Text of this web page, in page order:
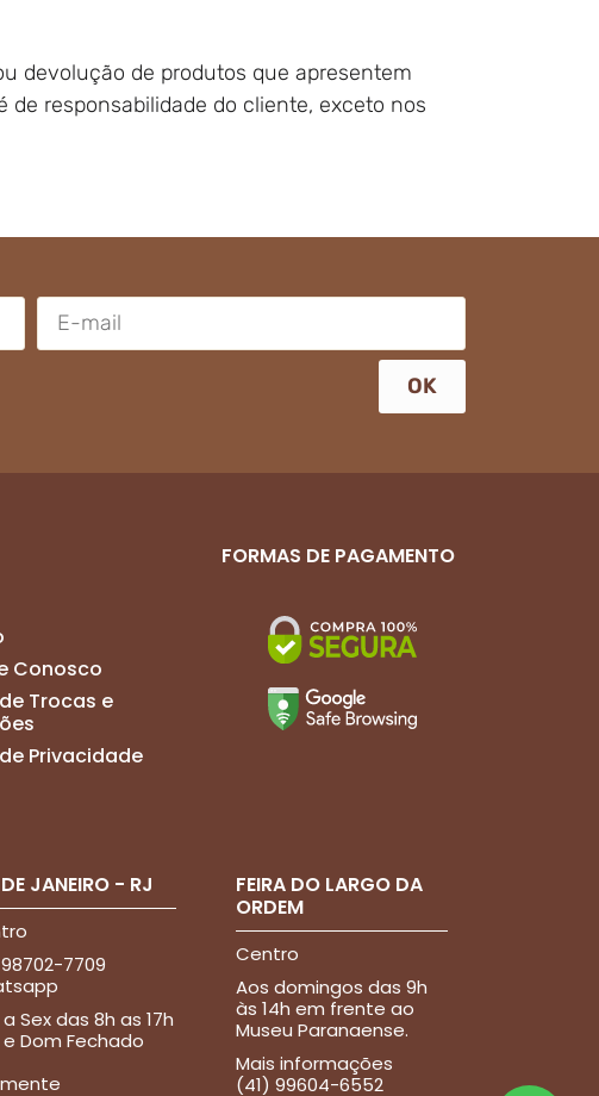
devolução de produtos que apresentem
responsabilidade do cliente, exceto nos
OK
Conosco
Trocas e
Privacidade
FORMAS DE PAGAMENTO
JANEIRO - RJ
7709
Sex das 8h as 17h
Dom Fechado
FEIRA DO LARGO DA
ORDEM
Centro
Aos domingos das 9h
às 14h em frente ao
Museu Paranaense.
Mais informações
(41) 99604-6552